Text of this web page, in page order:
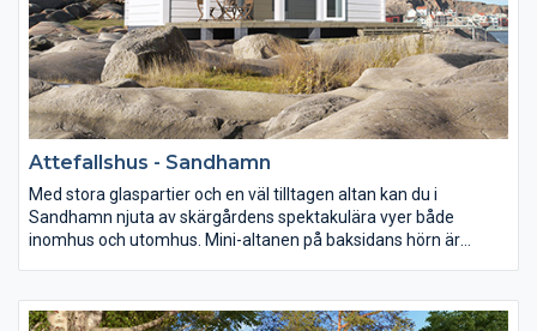
Attefallshus - Sandhamn
Med stora glaspartier och en väl tilltagen altan kan du i
Sandhamn njuta av skärgårdens spektakulära vyer både
inomhus och utomhus. Mini-altanen på baksidans hörn är